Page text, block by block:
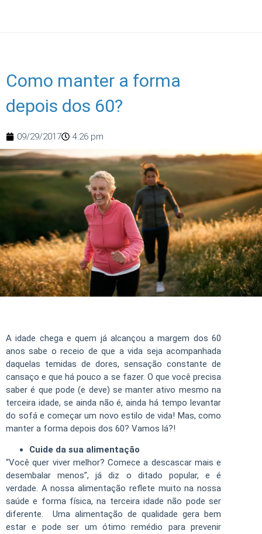
Como manter a forma
depois dos 60?
09/29/2017 4:26 pm
A idade chega e quem já alcançou a margem dos 60
anos sabe o receio de que a vida seja acompanhada
daquelas temidas de dores, sensação constante de
cansaço e que há pouco a se fazer. O que você precisa
saber é que pode (e deve) se manter ativo mesmo na
terceira idade, se ainda não é, ainda há tempo levantar
do sofá e começar um novo estilo de vida! Mas, como
manter a forma depois dos 60? Vamos lá?!
Cuide da sua alimentação
“Você quer viver melhor? Comece a descascar mais e
desembalar menos”, já diz o ditado popular, e é
verdade. A nossa alimentação reflete muito na nossa
saúde e forma física, na terceira idade não pode ser
diferente. Uma alimentação de qualidade gera bem
estar e pode ser um ótimo remédio para prevenir